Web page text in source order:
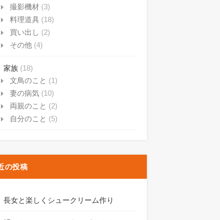
撮影機材 (3)
料理道具 (18)
買い出し (2)
その他 (4)
家族 (18)
文鳥のこと (1)
妻の病気 (10)
両親のこと (2)
自分のこと (5)
の投稿
長女と楽しくシュークリーム作り